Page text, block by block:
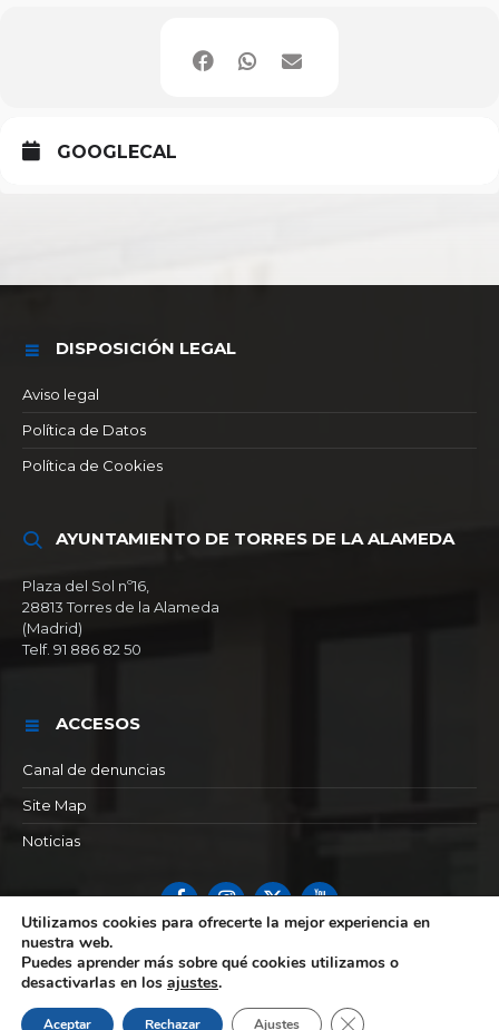
GOOGLECAL
DISPOSICIÓN LEGAL
Aviso legal
Política de Datos
Política de Cookies
AYUNTAMIENTO DE TORRES DE LA ALAMEDA
Plaza del Sol nº16,
28813 Torres de la Alameda
(Madrid)
Telf. 91 886 82 50
ACCESOS
Canal de denuncias
Site Map
Noticias
FacebookInstagram
X YouTube
Utilizamos cookies para ofrecerte la mejor experiencia en
nuestra web.
Puedes aprender más sobre qué cookies utilizamos o
desactivarlas en los ajustes.
Aceptar Rechazar Ajustes Cerrar el banner de